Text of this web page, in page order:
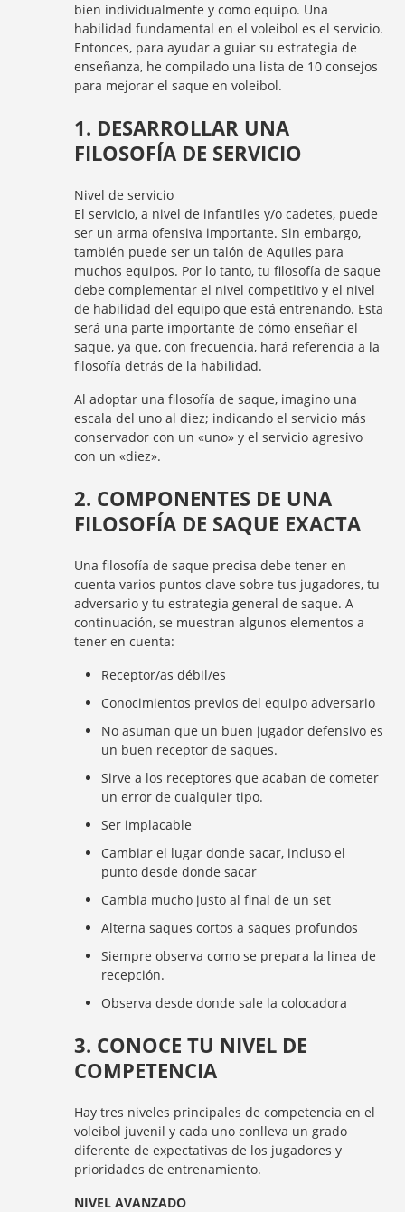
bien individualmente y como equipo. Una
habilidad fundamental en el voleibol es el servicio.
Entonces, para ayudar a guiar su estrategia de
enseñanza, he compilado una lista de 10 consejos
para mejorar el saque en voleibol.
1. DESARROLLAR UNA
FILOSOFÍA DE SERVICIO
Nivel de servicio
El servicio, a nivel de infantiles y/o cadetes, puede
ser un arma ofensiva importante. Sin embargo,
también puede ser un talón de Aquiles para
muchos equipos. Por lo tanto, tu filosofía de saque
debe complementar el nivel competitivo y el nivel
de habilidad del equipo que está entrenando. Esta
será una parte importante de cómo enseñar el
saque, ya que, con frecuencia, hará referencia a la
filosofía detrás de la habilidad.
Al adoptar una filosofía de saque, imagino una
escala del uno al diez; indicando el servicio más
conservador con un «uno» y el servicio agresivo
con un «diez».
2. COMPONENTES DE UNA
FILOSOFÍA DE SAQUE EXACTA
Una filosofía de saque precisa debe tener en
cuenta varios puntos clave sobre tus jugadores, tu
adversario y tu estrategia general de saque. A
continuación, se muestran algunos elementos a
tener en cuenta:
Receptor/as débil/es
Conocimientos previos del equipo adversario
No asuman que un buen jugador defensivo es
un buen receptor de saques.
Sirve a los receptores que acaban de cometer
un error de cualquier tipo.
Ser implacable
Cambiar el lugar donde sacar, incluso el
punto desde donde sacar
Cambia mucho justo al final de un set
Alterna saques cortos a saques profundos
Siempre observa como se prepara la linea de
recepción.
Observa desde donde sale la colocadora
3. CONOCE TU NIVEL DE
COMPETENCIA
Hay tres niveles principales de competencia en el
voleibol juvenil y cada uno conlleva un grado
diferente de expectativas de los jugadores y
prioridades de entrenamiento.
NIVEL AVANZADO